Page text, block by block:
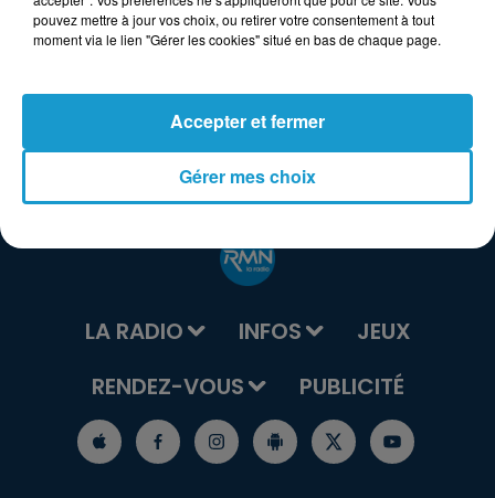
LA RADIO INFOS
JEUX
RENDEZ-VOUS
PUBLICITÉ
pouvez mettre à jour vos choix, ou retirer votre consentement à tout
moment via le lien "Gérer les cookies" situé en bas de chaque page.
Gérer mes choix
Accepter et fermer